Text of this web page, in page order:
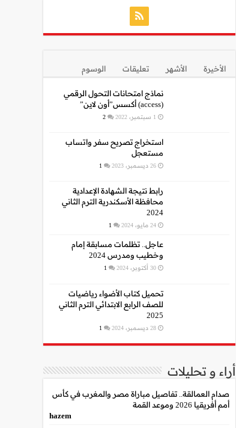
الأخيرة الأشهر تعليقات الوسوم
نماذج امتحانات التحول الرقمي
(access) أكسس”أون لاين”
1 سبتمبر، 2022 2
استخراج تصريح سفر واتساب
مستعجل
26 ديسمبر، 2023 1
رابط نتيجة الشهادة الإعدادية
محافظة الأسكندرية الترم الثاني
2024
24 مايو، 2024 1
عاجل.. تظلمات مسابقة إمام
وخطيب ومدرس 2024
30 أكتوبر، 2024 1
تحميل كتاب الأضواء رياضيات
للصف الرابع الابتدائي الترم الثاني
2025
28 ديسمبر، 2024 1
أراء و تحليلات
صدام العمالقة.. تفاصيل مباراة مصر والمغرب في كأس
أمم أفريقيا 2026 وموعد القمة
hazem